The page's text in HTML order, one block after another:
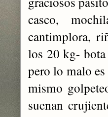
casco,
cantimplora,
los 20 kg-
pero lo malo
mismo
suenan